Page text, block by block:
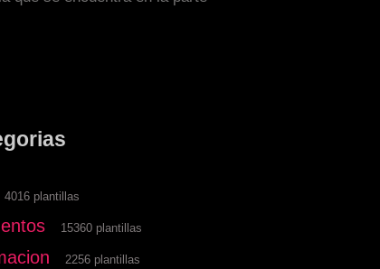
4016 plantillas
15360 plantillas
2256 plantillas